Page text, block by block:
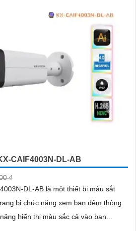
CAIF4003N-DL-AB
₫
DL-AB là một thiết bị màu sắt
bị chức năng xem ban đêm thông
năng hiển thị màu sắc cả vào ban...